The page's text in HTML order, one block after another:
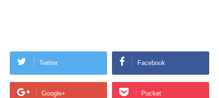
Twitter Facebook
Google+ Pocket